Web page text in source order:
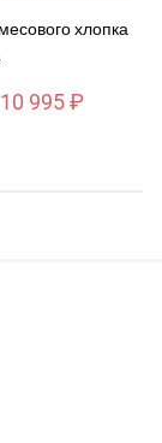
хлопка
10 995 ₽